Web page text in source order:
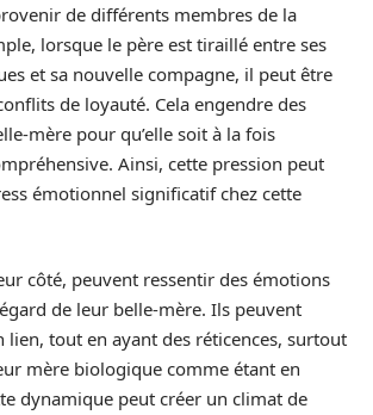
de différents membres de la
lorsque le père est tiraillé entre ses
et sa nouvelle compagne, il peut être
de loyauté. Cela engendre des
mère pour qu’elle soit à la fois
Ainsi, cette pression peut
émotionnel significatif chez cette
côté, peuvent ressentir des émotions
de leur belle-mère. Ils peuvent
tout en ayant des réticences, surtout
mère biologique comme étant en
dynamique peut créer un climat de